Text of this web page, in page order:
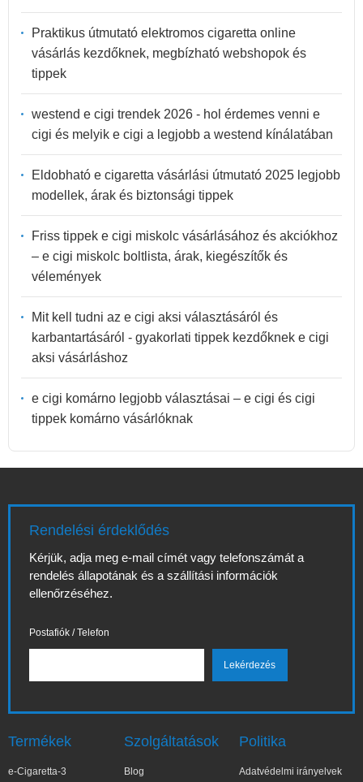
Praktikus útmutató elektromos cigaretta online
vásárlás kezdőknek, megbízható webshopok és
tippek
westend e cigi trendek 2026 - hol érdemes venni e
cigi és melyik e cigi a legjobb a westend kínálatában
Eldobható e cigaretta vásárlási útmutató 2025 legjobb
modellek, árak és biztonsági tippek
Friss tippek e cigi miskolc vásárlásához és akciókhoz
– e cigi miskolc boltlista, árak, kiegészítők és
vélemények
Mit kell tudni az e cigi aksi választásáról és
karbantartásáról - gyakorlati tippek kezdőknek e cigi
aksi vásárláshoz
e cigi komárno legjobb választásai – e cigi és cigi
tippek komárno vásárlóknak
Rendelési érdeklődés
Kérjük, adja meg e-mail címét vagy telefonszámát a
rendelés állapotának és a szállítási információk
ellenőrzéséhez.
Postafiók / Telefon
Termékek
e-Cigaretta-3
Szolgáltatások
Blog
Politika
Adatvédelmi irányelvek